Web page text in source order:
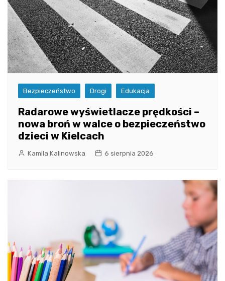
Bezpieczeństwo Drogi Edukacja
Radarowe wyświetlacze prędkości –
nowa broń w walce o bezpieczeństwo
dzieci w Kielcach
Kamila Kalinowska 6 sierpnia 2026